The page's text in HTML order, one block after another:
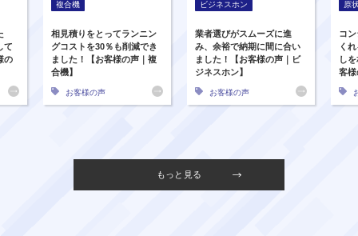
て
の
複合機
相見積りをとってランニン
グコストを30％も削減でき
ました！【お客様の声｜複
合機】
お客様の声
ビジネスホン
業者選びがスムーズに進
み、余裕で納期に間に合い
ました！【お客様の声｜ビ
ジネスホン】
お客様の声
原
コ
く
し
客
もっと見る